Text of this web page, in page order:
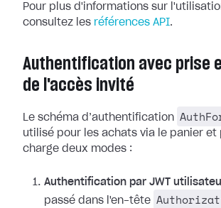
Pour plus d'informations sur
consultez les références API.
Authentification avec prise
de l'accès invité
Le schéma d’authentification
utilisé pour les achats via le panier et
charge deux modes :
Authentification par JWT
passé dans l'en-tête